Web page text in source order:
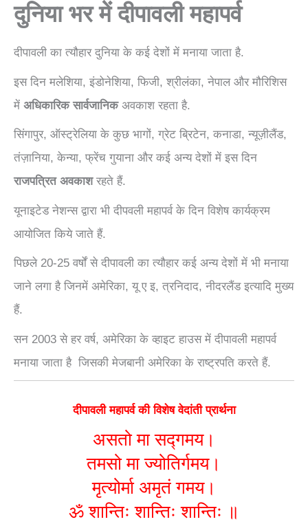
दुनिया भर में दीपावली महापर्व
दीपावली का त्यौहार दुनिया के कई देशों में मनाया जाता है.
इस दिन मलेशिया, इंडोनेशिया, फिजी, श्रीलंका, नेपाल और मौरिशिस
में अधिकारिक सार्वजानिकअवकाश रहता है.
सिंगापुर, ऑस्ट्रेलिया के कुछ भागों, ग्रेट ब्रिटेन, कनाडा, न्यूज़ीलैंड,
तंज़ानिया, केन्या, फ्रेंच गुयाना और कई अन्य देशों में इस दिन
राजपत्रित अवकाशरहते हैं.
यूनाइटेड नेशन्स द्वारा भी दीपवली महापर्व के दिन विशेष कार्यक्रम
आयोजित किये जाते हैं.
पिछले 20-25 वर्षों से दीपावली का त्यौहार कई अन्य देशों में भी मनाया
जाने लगा है जिनमें अमेरिका, यू ए इ, त्रनिदाद, नीदरलैंड इत्यादि मुख्य
हैं.
सन 2003 से हर वर्ष, अमेरिका के व्हाइट हाउस में दीपावली महापर्व
मनाया जाता है जिसकी मेजबानी अमेरिका के राष्ट्रपति करते हैं.
दीपावली महापर्व की विशेष वेदांती प्रार्थना
असतो मा सद्गमय।
तमसो मा ज्योतिर्गमय।
मृत्योर्मा अमृतं गमय।
ॐ शान्तिः शान्तिः शान्तिः ॥